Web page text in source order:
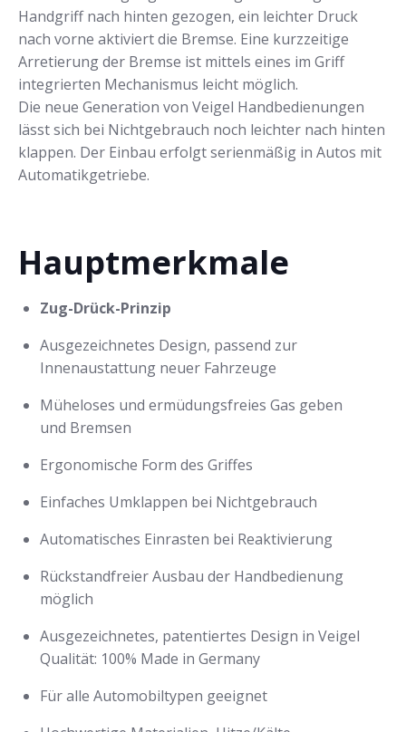
Handgriff nach hinten gezogen, ein leichter Druck
nach vorne aktiviert die Bremse. Eine kurzzeitige
Arretierung der Bremse ist mittels eines im Griff
integrierten Mechanismus leicht möglich.
Die neue Generation von Veigel Handbedienungen
lässt sich bei Nichtgebrauch noch leichter nach hinten
klappen. Der Einbau erfolgt serienmäßig in Autos mit
Automatikgetriebe.
Hauptmerkmale
Zug-Drück-Prinzip
Ausgezeichnetes Design, passend zur
Innenaustattung neuer Fahrzeuge
Müheloses und ermüdungsfreies Gas geben
und Bremsen
Ergonomische Form des Griffes
Einfaches Umklappen bei Nichtgebrauch
Automatisches Einrasten bei Reaktivierung
Rückstandfreier Ausbau der Handbedienung
möglich
Ausgezeichnetes, patentiertes Design in Veigel
Qualität: 100% Made in Germany
Für alle Automobiltypen geeignet